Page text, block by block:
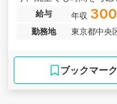
央区にある、資格取得
給与 年収
勤務地
東京都中央
ブックマーク